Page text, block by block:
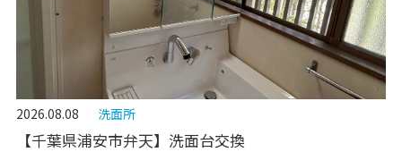
2026.08.08 洗面所
【千葉県浦安市弁天】洗面台交換